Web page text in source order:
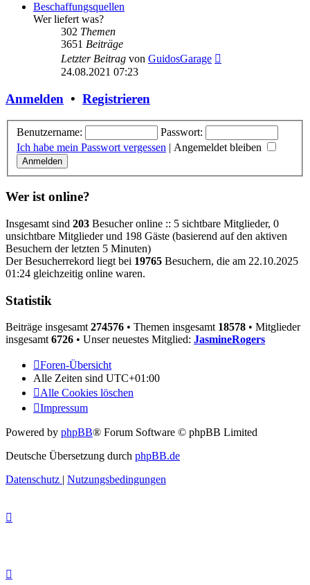
Beschaffungsquellen
Wer liefert was?
302 Themen
3651 Beiträge
Letzter Beitrag von GuidosGarage
24.08.2021 07:23
Anmelden • Registrieren
Benutzername:
Passwort:
Ich habe mein Passwort vergessen | Angemeldet bleiben
Wer ist online?
Insgesamt sind 203 Besucher online :: 5 sichtbare Mitglieder, 0
unsichtbare Mitglieder und 198 Gäste (basierend auf den aktiven
Besuchern der letzten 5 Minuten)
Der Besucherrekord liegt bei 19765 Besuchern, die am 22.10.2025
01:24 gleichzeitig online waren.
Statistik
Beiträge insgesamt 274576 • Themen insgesamt 18578 • Mitglieder
insgesamt 6726 • Unser neuestes Mitglied: JasmineRogers
Foren-Übersicht
Alle Zeiten sind UTC+01:00
Alle Cookies löschen
Impressum
Powered by phpBB® Forum Software © phpBB Limited
Deutsche Übersetzung durch phpBB.de
Datenschutz | Nutzungsbedingungen